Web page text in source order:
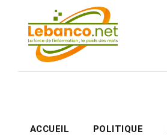
ACCUEIL POLITIQUE